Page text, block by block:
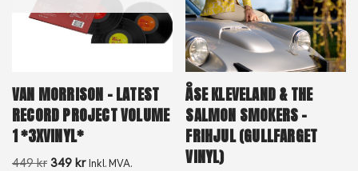
VAN MORRISON – LATEST
RECORD PROJECT VOLUME
1 *3XVINYL*
449kr 349 kr Inkl. MVA.
ÅSE KLEVELAND & THE
SALMON SMOKERS –
FRIHJUL (GULLFARGET
VINYL)